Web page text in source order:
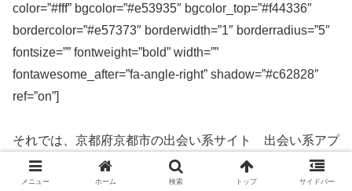
color=”#fff” bgcolor=”#e53935″ bgcolor_top=”#f44336″
bordercolor=”#e57373″ borderwidth=”1″ borderradius=”5″
fontsize=”” fontweight=”bold” width=””
fontawesome_after=”fa-angle-right” shadow=”#c62828″
ref=”on”]
それでは、京都府京都市の出会い系サイト 出会い系アプ
リを実際に使ってみた感想などを解説します。
メニュー ホーム 検索 トップ サイドバー